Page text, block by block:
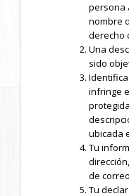
persona
nombre
derecho
Una
sido
infringe
ubicada
Tu
de
Tu